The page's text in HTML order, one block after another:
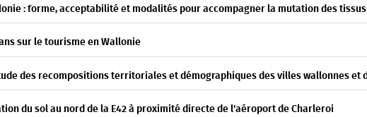
: forme, acceptabilité et modalités pour accompagner la mutation des
sur le tourisme en Wallonie
des recompositions territoriales et démographiques des villes wallonnes et
du sol au nord de la E42 à proximité directe de l'aéroport de Charleroi